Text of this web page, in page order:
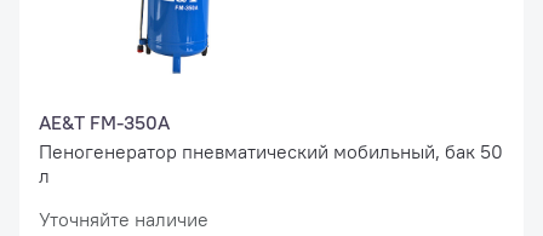
AE&T FM-350A
Пеногенератор пневматический мобильный, бак 50
л
Уточняйте наличие